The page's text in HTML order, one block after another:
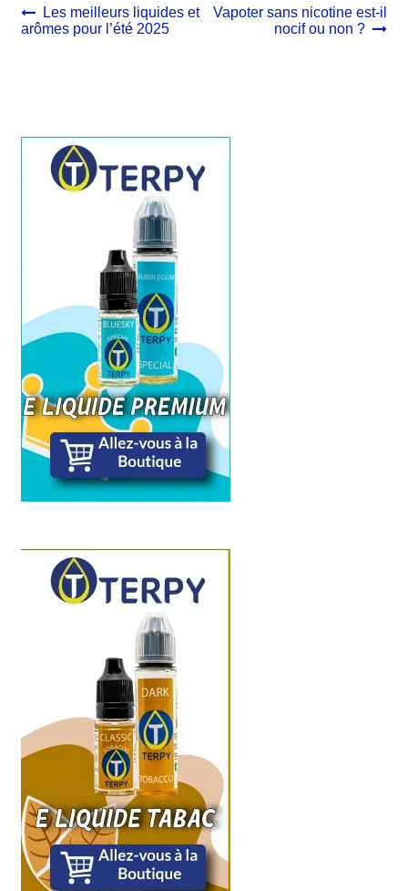
Navigation
de
Article
précédent :
Les meilleurs liquides et
arômes pour l’été 2025
Article
Vapoter sans nicotine est-il
nocif ou non ?